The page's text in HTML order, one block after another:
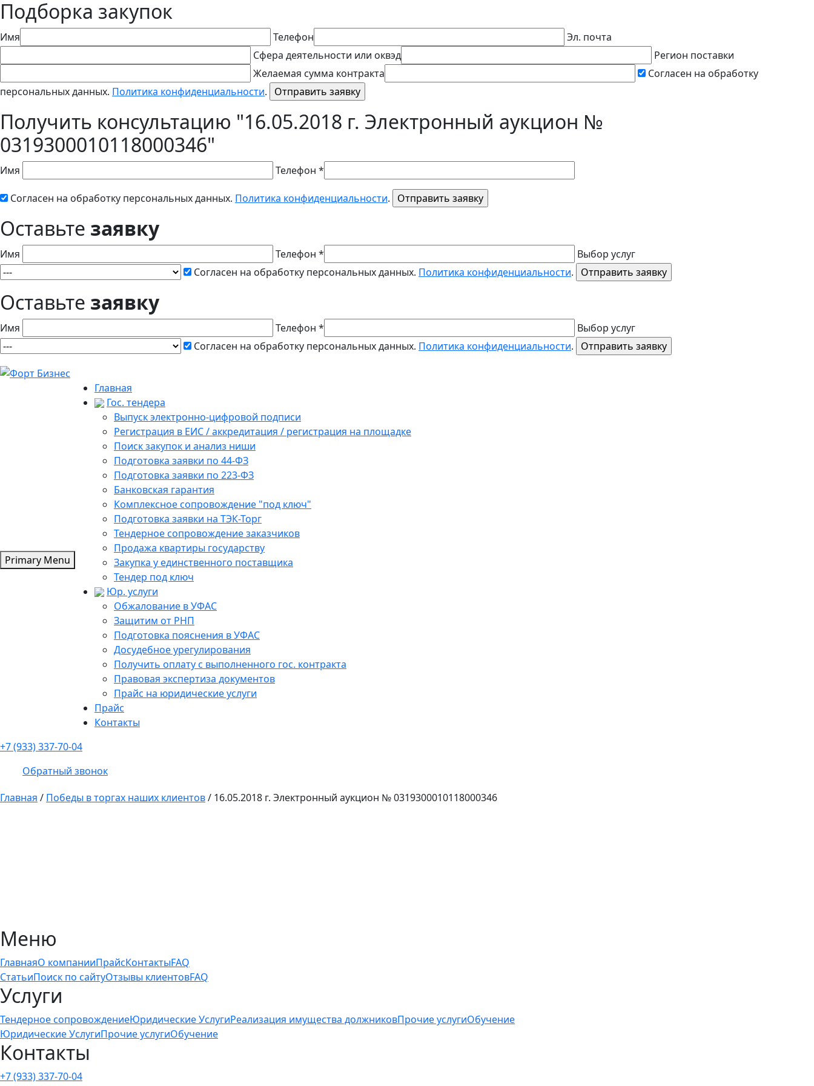
Подборка закупок
Имя Телефон
Эл. почта
Сфера деятельности или оквэд
Регион поставки
Желаемая сумма контракта
Согласен на обработку
персональных данных. Политика конфиденциальности.
Получить консультацию "16.05.2018 г. Электронный аукцион №
0319300010118000346"
Имя Телефон *
Согласен на обработку персональных данных. Политика конфиденциальности.
Оставьте заявку
Имя Телефон *
Выбор услуг
Согласен на обработку персональных данных. Политика конфиденциальности.
Оставьте заявку
Имя Телефон *
Выбор услуг
Согласен на обработку персональных данных. Политика конфиденциальности.
Primary Menu
Главная
Гос. тендера
Выпуск электронно-цифровой подписи
Регистрация в ЕИС / аккредитация / регистрация на площадке
Поиск закупок и анализ ниши
Подготовка заявки по 44-ФЗ
Подготовка заявки по 223-ФЗ
Банковская гарантия
Комплексное сопровождение "под ключ"
Подготовка заявки на ТЭК-Торг
Тендерное сопровождение заказчиков
Продажа квартиры государству
Закупка у единственного поставщика
Тендер под ключ
Юр. услуги
Обжалование в УФАС
Защитим от РНП
Подготовка пояснения в УФАС
Досудебное урегулирования
Получить оплату с выполненного гос. контракта
Правовая экспертиза документов
Прайс на юридические услуги
Прайс
Контакты
+7 (933) 337-70-04
Обратный звонок
Главная / Победы в торгах наших клиентов/ 16.05.2018 г. Электронный аукцион № 0319300010118000346
Меню
ГлавнаяО компанииПрайсКонтактыFAQ
СтатьиПоиск по сайтуОтзывы клиентовFAQ
Услуги
Тендерное сопровождениеЮридические УслугиРеализация имущества должниковПрочие услугиОбучение
Юридические УслугиПрочие услугиОбучение
Контакты
+7 (933) 337-70-04